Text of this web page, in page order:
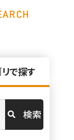
で探す
検索